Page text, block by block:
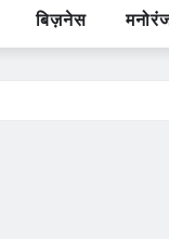
बिज़नेस